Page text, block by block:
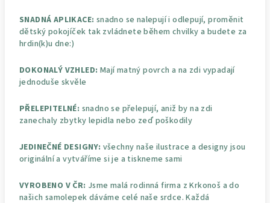
SNADNÁ APLIKACE: snadno se nalepují i odlepují, proměnit
dětský pokojíček tak zvládnete během chvilky a budete za
hrdin(k)u dne:)
DOKONALÝ VZHLED: Mají matný povrch a na zdi vypadají
jednoduše skvěle
PŘELEPITELNÉ: snadno se přelepují, aniž by na zdi
zanechaly zbytky lepidla nebo zeď poškodily
JEDINEČNÉ DESIGNY: všechny naše ilustrace a designy jsou
originální a vytváříme si je a tiskneme sami
VYROBENO V ČR: Jsme malá rodinná firma z Krkonoš a do
našich samolepek dáváme celé naše srdce. Každá